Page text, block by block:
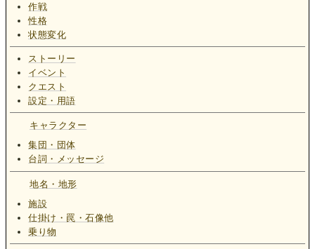
作戦
性格
状態変化
ストーリー
イベント
クエスト
設定・用語
キャラクター
集団・団体
台詞・メッセージ
地名・地形
施設
仕掛け・罠・石像他
乗り物